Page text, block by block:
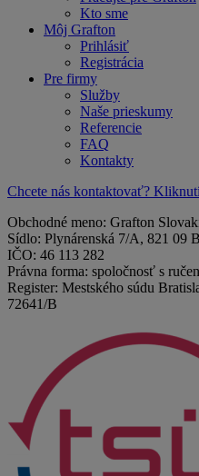
Kto sme
Môj Grafton
Prihlásiť
Registrácia
Pre firmy
Služby
Naše prieskumy
Referencie
FAQ
Kontakty
Chcete nás kontaktovať?
Obchodné meno: Grafton
Sídlo: Plynárenská 7/A, 821 09
IČO: 46 113 282
Právna forma: spoločnosť s
Register: Mestského súdu
72641/B